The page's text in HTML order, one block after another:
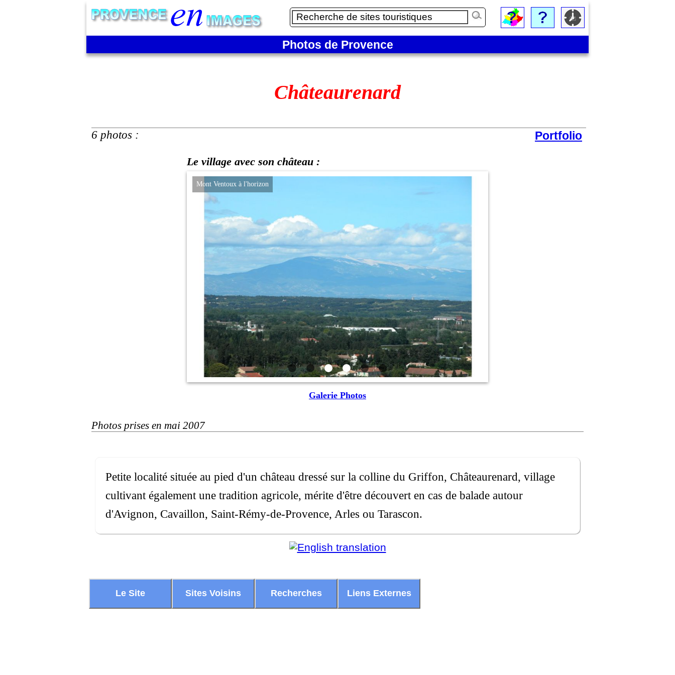
Photos de Provence
Châteaurenard
6 photos : Portfolio
Le village avec son château :
Mont Ventoux à l'horizon
Galerie Photos
Photos prises en mai 2007
Petite localité située au pied d'un château dressé sur la colline du Griffon, Châteaurenard, village
cultivant également une tradition agricole, mérite d'être découvert en cas de balade autour
d'Avignon, Cavaillon, Saint-Rémy-de-Provence, Arles ou Tarascon.
Le Site Sites Voisins Recherches Liens Externes